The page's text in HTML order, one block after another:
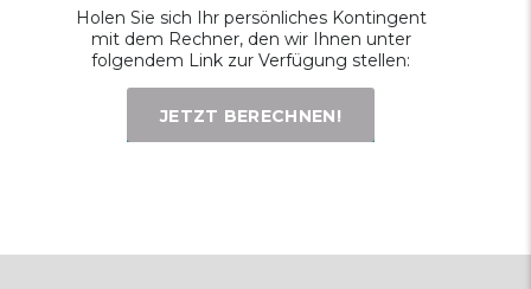
Holen Sie sich Ihr persönliches Kontingent
mit dem Rechner, den wir Ihnen unter
folgendem Link zur Verfügung stellen:
JETZT BERECHNEN!